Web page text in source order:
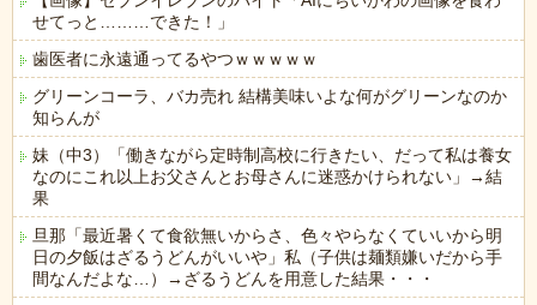
せてっと………できた！」
歯医者に永遠通ってるやつｗｗｗｗｗ
グリーンコーラ、バカ売れ 結構美味いよな何がグリーンなのか
知らんが
妹（中3）「働きながら定時制高校に行きたい、だって私は養女
なのにこれ以上お父さんとお母さんに迷惑かけられない」→結
果
旦那「最近暑くて食欲無いからさ、色々やらなくていいから明
日の夕飯はざるうどんがいいや」私（子供は麺類嫌いだから手
間なんだよな…）→ざるうどんを用意した結果・・・